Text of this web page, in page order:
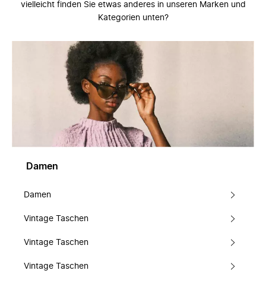
vielleicht finden Sie etwas anderes in unseren Marken und
Kategorien unten?
Damen
Damen
Vintage Taschen
Vintage Taschen
Vintage Taschen